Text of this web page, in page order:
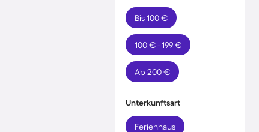
Bis 100 €
100 € - 199 €
Ab 200 €
Unterkunftsart
Ferienhaus